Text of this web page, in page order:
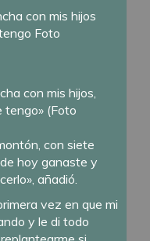
con mis hijos,
tengo» (Foto
con siete
hoy ganaste y
añadió.
vez en que mi
y le di todo